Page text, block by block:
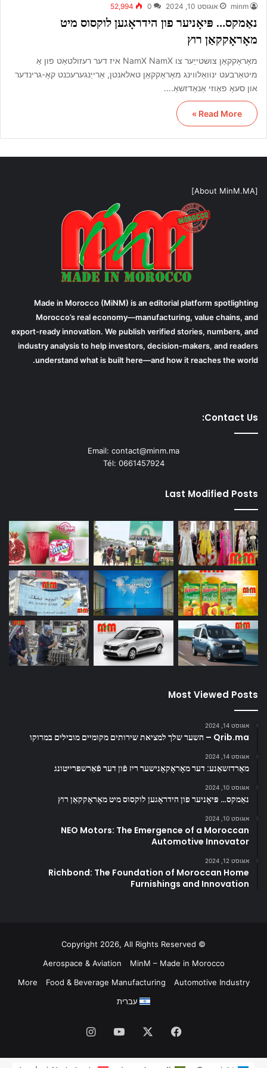
minm אוגוסט 10, 2024 0
52,994
נאַמקס… פּיאָניער פון הידראָגען לוקסוס מיט
מאָראָקקאַן רוץ
מאָראָקקאַן צושטייַער צו NamX NamX איז דער רעזולטאַט פון אַ
מיטאַרבעט ינוואַלווינג מאָראָקקאַן טאלאנטן, אַרייַנגערעכנט קאָ-גרינדער
און סעאָ פאַוזי אַנאַדזשאַ.…
Read More »
[About MinM.MA]
Made in Morocco (MiNM) is an editorial platform spotlighting
Morocco’s real economy—manufacturing, value chains, and
export-ready innovation. We publish verified stories, numbers, and
industry analysis to help investors, decision-makers, and readers
understand what is built here—and how it reaches the world.
Contact Us:
Email: contact@minm.ma
Tél: 0661457924
Last Modified Posts
Most Viewed Posts
אוגוסט 14, 2024
Qrib.ma – השער שלך למציאת שירותים מקומיים מובילים במרוקו
אוגוסט 14, 2024
מאַרדזשאַנע: דער מאָראָקאָנישער ריז פֿון דער פֿאַרשפּרייטונג
אוגוסט 10, 2024
נאַמקס… פּיאָניער פון הידראָגען לוקסוס מיט מאָראָקקאַן רוץ
אוגוסט 10, 2024
NEO Motors: The Emergence of a Moroccan
Automotive Innovator
אוגוסט 12, 2024
Richbond: The Foundation of Moroccan Home
Furnishings and Innovation
© Copyright 2026, All Rights Reserved
MinM – Made in Morocco
Aerospace & Aviation
Automotive Industry
Food & Beverage Manufacturing
More
עברית
Facebook
YouTube
Instagram